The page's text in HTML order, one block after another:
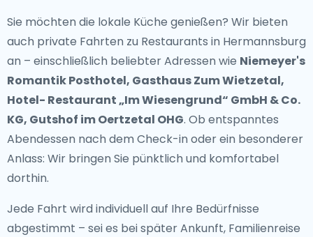
Sie möchten die lokale Küche genießen? Wir bieten
auch private Fahrten zu Restaurants in Hermannsburg
an – einschließlich beliebter Adressen wie Niemeyer's
Romantik Posthotel, Gasthaus Zum Wietzetal,
Hotel- Restaurant „Im Wiesengrund“ GmbH & Co.
KG, Gutshof im Oertzetal OHG. Ob entspanntes
Abendessen nach dem Check-in oder ein besonderer
Anlass: Wir bringen Sie pünktlich und komfortabel
dorthin.
Jede Fahrt wird individuell auf Ihre Bedürfnisse
abgestimmt – sei es bei später Ankunft, Familienreise